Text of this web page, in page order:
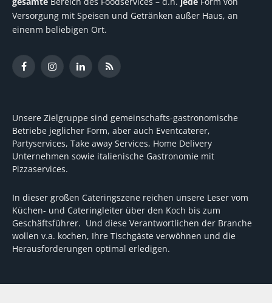
Versorgung mit Speisen und Getränken außer Haus, an
einenm beliebigen Ort.
FacebookInstagramLinkedInRSS
Unsere Zielgruppe sind gemeinschafts-gastronomische
Betriebe jeglicher Form, aber auch Eventcaterer,
Partyservices, Take away Services, Home Delivery
Unternehmen sowie italienische Gastronomie mit
Pizzaservices.
In dieser großen Cateringszene reichen unsere Leser vom
Küchen- und Cateringleiter über den Koch bis zum
Geschäftsführer. Und diese Verantwortlichen der Branche
wollen v.a. kochen, Ihre Tischgäste verwöhnen und die
Herausforderungen optimal erledigen.